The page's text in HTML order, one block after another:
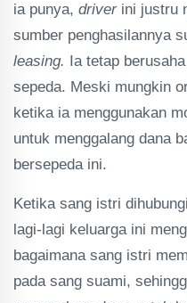
ia punya, driver ini justru
sumber penghasilannya
leasing.
Ia tetap
sepeda. Meski mungkin
ketika ia menggunakan
untuk menggalang dana
bersepeda ini.
Ketika sang istri
lagi-lagi keluarga ini
bagaimana sang istri
pada sang suami,